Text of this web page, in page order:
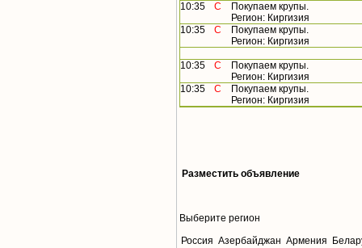
10:35 С
Покупаем крупы.
Регион: Киргизия
10:35
С
Покупаем крупы.
Регион: Киргизия
10:35 С
Покупаем крупы.
Регион: Киргизия
10:35
С
Покупаем крупы.
Регион: Киргизия
Разместить объявление
Выберите регион
Россия Азербайджан Армения